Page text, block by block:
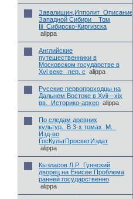
Завалишин,Ипполит_Описание
Западной Сибири__Том
Iii_Сибирско-Киргизска
alippa
Английские
путешественники в
Московском государстве в
Xvi веке _пер. с
alippa
Русские первопроходцы на
Дальнем Востоке в Xvii—xix
вв._Историко-архео alippa
По следам древних
культур._В 3-х томах_М._
Изд-во
ГосКультПросветИздат
alippa
Кызласов Л.Р._Гуннский
дворец на Енисее.Проблема
ранней государственно
alippa